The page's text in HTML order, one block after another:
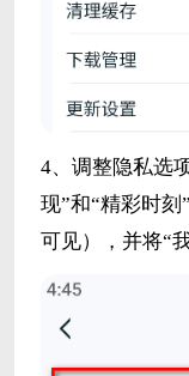
4、调整隐私选
现”和“精彩时
可见），并将“